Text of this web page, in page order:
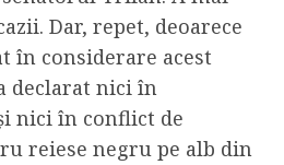
Dar, repet, deoarece
în considerare acest
declarat nici în
nici în conflict de
reiese negru pe alb din